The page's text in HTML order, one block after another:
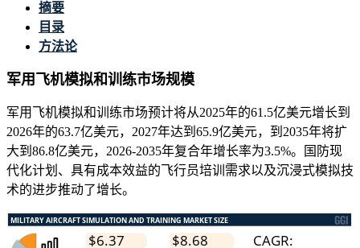
摘要
目录
方法论
军用飞机模拟和训练市场规模
军用飞机模拟和训练市场预计将从2025年的61.5亿美元增长到
2026年的63.7亿美元，2027年达到65.9亿美元，到2035年将扩
大到86.8亿美元，2026-2035年复合年增长率为3.5%。国防现
代化计划、具有成本效益的飞行员培训需求以及沉浸式模拟技
术的进步推动了增长。